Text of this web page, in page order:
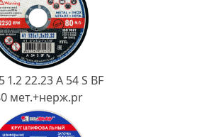
1.2 22.23 A 54 S BF
мет.+нерж.pr